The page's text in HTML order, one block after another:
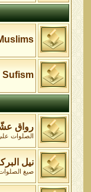
Sufism
رواق
الصلوات
نيل
صيغ